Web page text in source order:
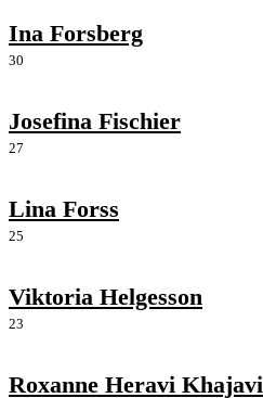
Ina Forsberg
30
Josefina Fischier
27
Lina Forss
25
Viktoria Helgesson
23
Roxanne Heravi Khajavi